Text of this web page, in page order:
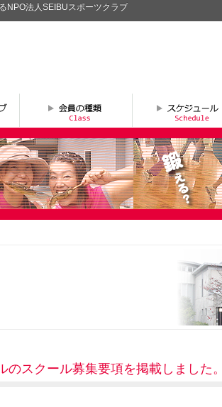
NPO法人SEIBUスポーツクラブ
のスクール募集要項を掲載しました。